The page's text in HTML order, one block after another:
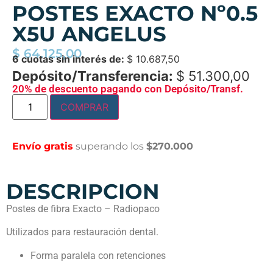
POSTES EXACTO Nº0.5
X5U ANGELUS
$ 64.125,00
6 cuotas sin interés de: $ 10.687,50
Depósito/Transferencia: $ 51.300,00
20% de descuento pagando con Depósito/Transf.
COMPRAR
Envío gratis superando los $270.000
DESCRIPCION
Postes de fibra Exacto – Radiopaco
Utilizados para restauración dental.
Forma paralela con retenciones